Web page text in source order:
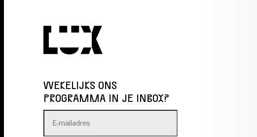
WEKELIJKS ONS
PROGRAMMA IN JE INBOX?